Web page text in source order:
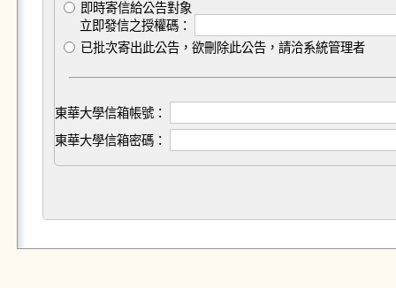
即時寄信給公告對象
立即發信之授權碼：
已批次寄出此公告，欲刪除此公告，請洽系統管理者
東華大學信箱帳號：
東華大學信箱密碼：